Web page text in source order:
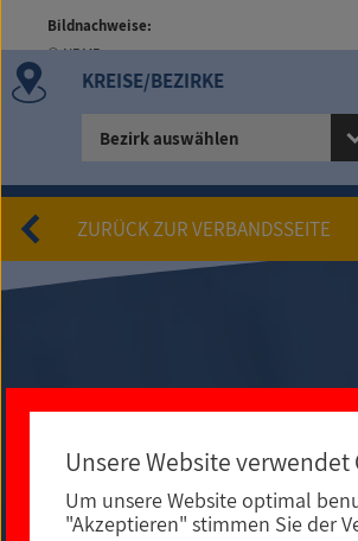
KREISE/BEZIRKE
Bezirk auswählen
ZURÜCK ZUR VERBANDSSEITE
Bildnachweise:
© NBMB
Unsere Website verwendet
Um unsere Website optimal
"Akzeptieren" stimmen Sie der